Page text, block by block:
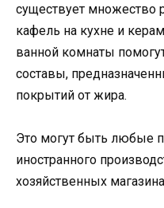
существует множество
кафель на кухне и
ванной комнаты
составы,
покрытий от жира.
Это могут быть любые
иностранного
хозяйственных